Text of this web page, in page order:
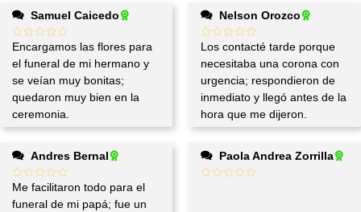
Samuel Caicedo
Encargamos las flores para
el funeral de mi hermano y
se veían muy bonitas;
quedaron muy bien en la
ceremonia.
Nelson Orozco
Los contacté tarde porque
necesitaba una corona con
urgencia; respondieron de
inmediato y llegó antes de la
hora que me dijeron.
Andres Bernal
Me facilitaron todo para el
funeral de mi papá; fue un
Paola Andrea Zorrilla